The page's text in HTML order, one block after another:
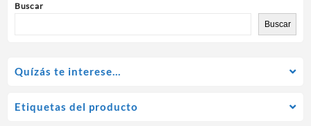
Buscar
Buscar
Quízás te interese…
Etiquetas del producto